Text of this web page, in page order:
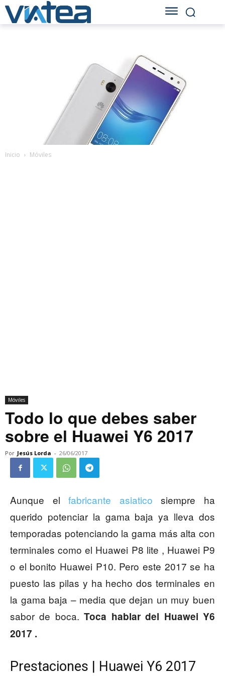
Inicio Móviles
Móviles
Todo lo que debes saber
sobre el Huawei Y6 2017
Por Jesús Lorda - 26/06/2017
Aunque el fabricante asiatico siempre ha
querido potenciar la gama baja ya lleva dos
temporadas potenciando la gama más alta con
terminales como el Huawei P8 lite , Huawei P9
o el bonito Huawei P10. Pero este 2017 se ha
puesto las pilas y ha hecho dos terminales en
la gama baja – media que dejan un muy buen
sabor de boca.Toca hablar del Huawei Y6
2017 .
Prestaciones | Huawei Y6 2017